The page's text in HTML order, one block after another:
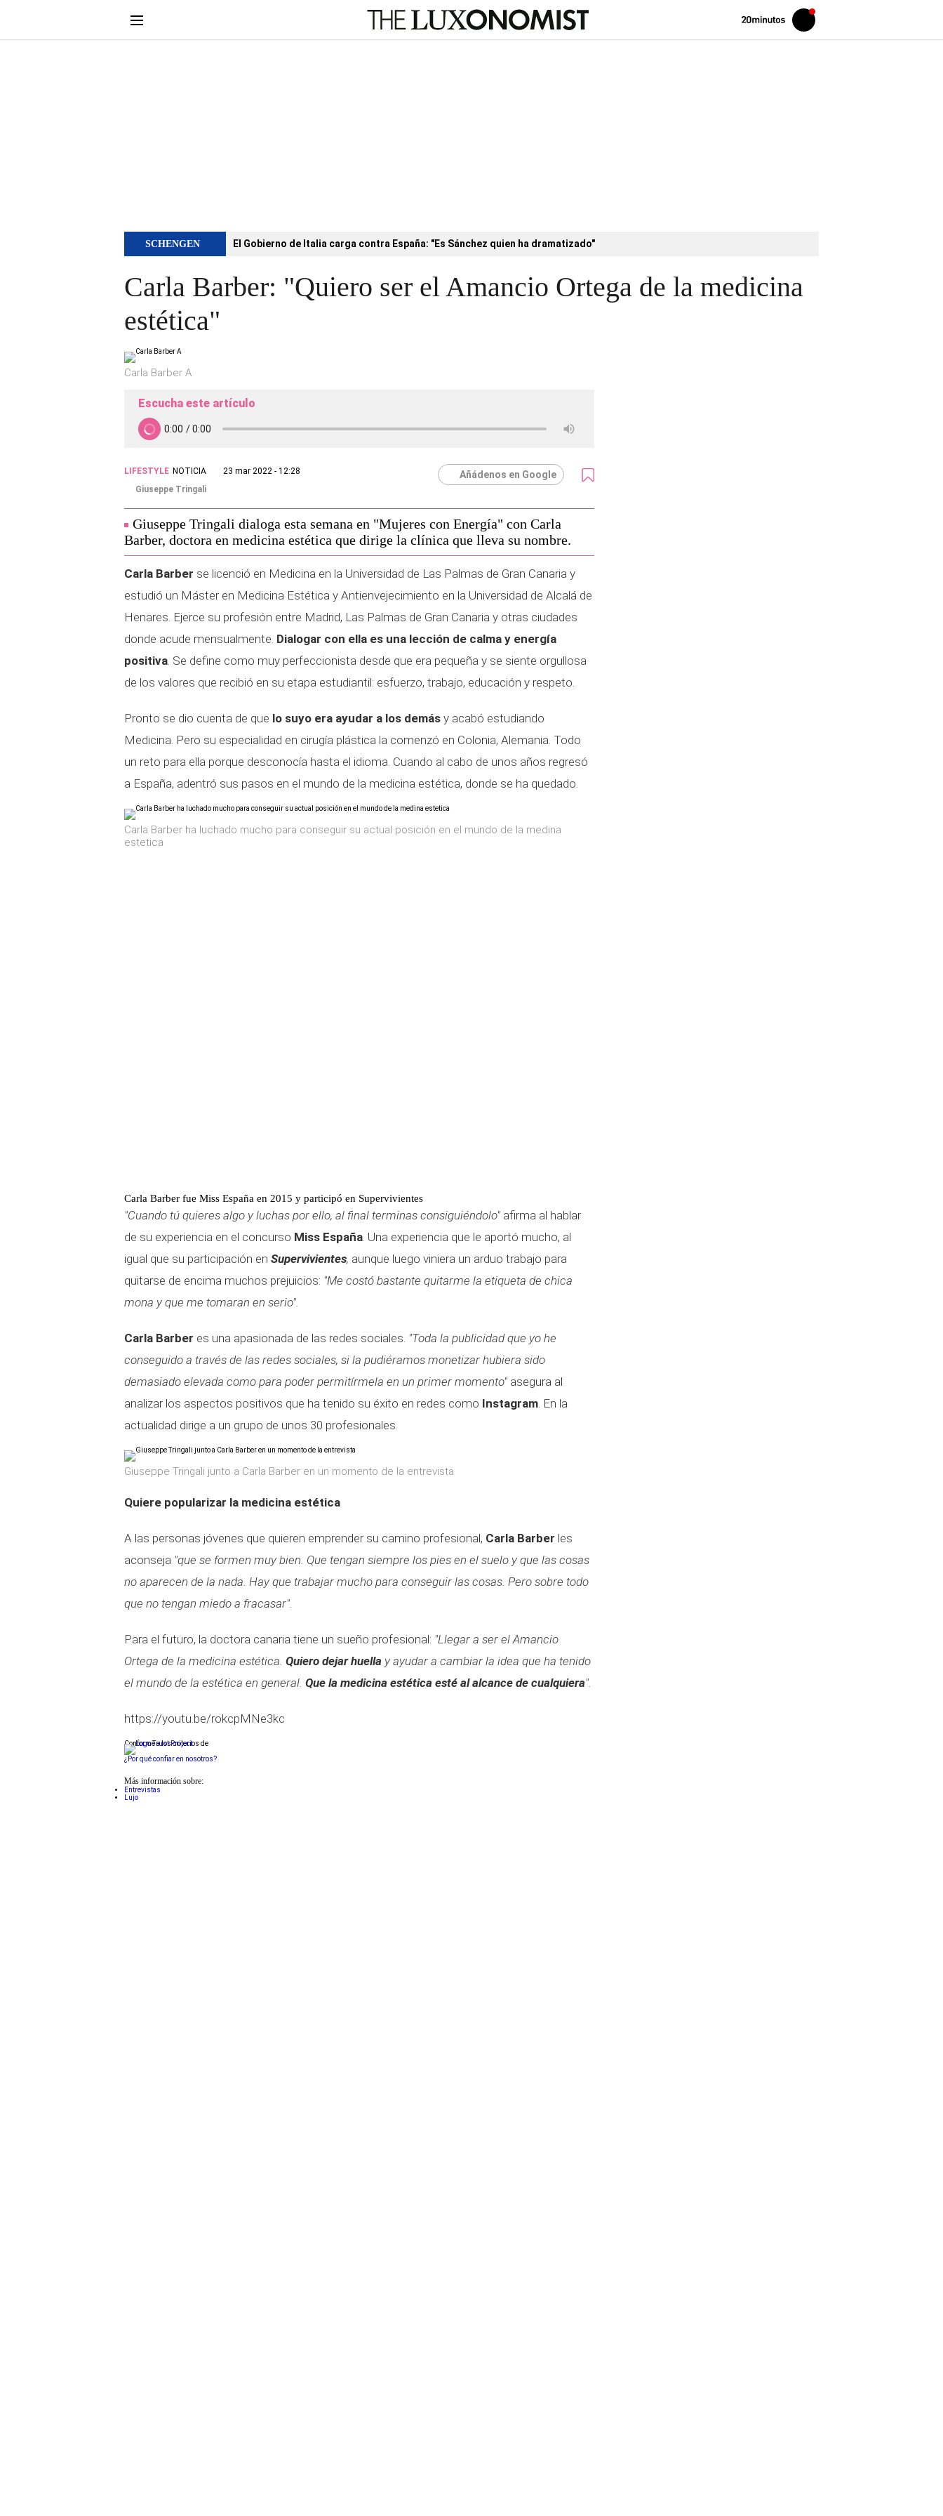
Volver
Iniciar
sesión
SCHENGEN El Gobierno de Italia carga contra España: "Es Sánchez quien ha dramatizado"
Carla Barber: "Quiero ser el Amancio Ortega de la medicina
estética"
Carla Barber A
Escucha este artículo
LIFESTYLE NOTICIA
23 mar 2022 - 12:28
Giuseppe Tringali
Añádenos en Google
Giuseppe Tringali dialoga esta semana en "Mujeres con Energía" con Carla
Barber, doctora en medicina estética que dirige la clínica que lleva su nombre.
Carla Barber se licenció en Medicina en la Universidad de Las Palmas de Gran Canaria y
estudió un Máster en Medicina Estética y Antienvejecimiento en la Universidad de Alcalá de
Henares. Ejerce su profesión entre Madrid, Las Palmas de Gran Canaria y otras ciudades
donde acude mensualmente. Dialogar con ella es una lección de calma y energía
positiva. Se define como muy perfeccionista desde que era pequeña y se siente orgullosa
de los valores que recibió en su etapa estudiantil: esfuerzo, trabajo, educación y respeto.
Pronto se dio cuenta de que lo suyo era ayudar a los demás y acabó estudiando
Medicina. Pero su especialidad en cirugía plástica la comenzó en Colonia, Alemania. Todo
un reto para ella porque desconocía hasta el idioma. Cuando al cabo de unos años regresó
a España, adentró sus pasos en el mundo de la medicina estética, donde se ha quedado.
Carla Barber ha luchado mucho para conseguir su actual posición en el mundo de la medina
estetica
Carla Barber fue Miss España en 2015 y participó en Supervivientes
"Cuando tú quieres algo y luchas por ello, al final terminas consiguiéndolo" afirma al hablar
de su experiencia en el concurso Miss España. Una experiencia que le aportó mucho, al
igual que su participación en Supervivientes, aunque luego viniera un arduo trabajo para
quitarse de encima muchos prejuicios: "Me costó bastante quitarme la etiqueta de chica
mona y que me tomaran en serio".
Carla Barber es una apasionada de las redes sociales. "Toda la publicidad que yo he
conseguido a través de las redes sociales, si la pudiéramos monetizar hubiera sido
demasiado elevada como para poder permitírmela en un primer momento" asegura al
analizar los aspectos positivos que ha tenido su éxito en redes como Instagram. En la
actualidad dirige a un grupo de unos 30 profesionales.
Giuseppe Tringali junto a Carla Barber en un momento de la entrevista
Quiere popularizar la medicina estética
A las personas jóvenes que quieren emprender su camino profesional, Carla Barber les
aconseja "que se formen muy bien. Que tengan siempre los pies en el suelo y que las cosas
no aparecen de la nada. Hay que trabajar mucho para conseguir las cosas. Pero sobre todo
que no tengan miedo a fracasar".
Para el futuro, la doctora canaria tiene un sueño profesional: "Llegar a ser el Amancio
Ortega de la medicina estética. Quiero dejar huella y ayudar a cambiar la idea que ha tenido
el mundo de la estética en general. Que la medicina estética esté al alcance de cualquiera".
https://youtu.be/rokcpMNe3kc
Conforme a los criterios de
¿Por qué confiar en nosotros?
Más información sobre:
Entrevistas
Lujo